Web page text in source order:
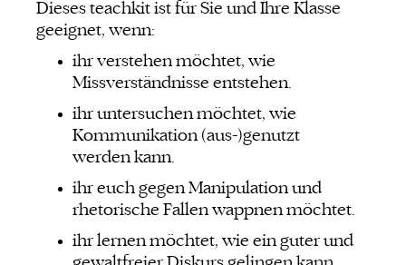
Dieses teachkit ist für Sie und Ihre Klasse
geeignet, wenn:
ihr verstehen möchtet, wie
Missverständnisse entstehen.
ihr untersuchen möchtet, wie
Kommunikation (aus-)genutzt
werden kann.
ihr euch gegen Manipulation und
rhetorische Fallen wappnen möchtet.
ihr lernen möchtet, wie ein guter und